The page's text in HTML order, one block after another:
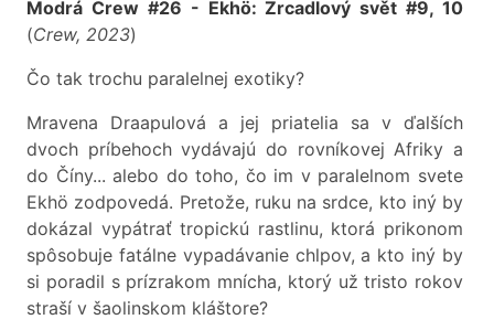
Modrá Crew #26 - Ekhö: Zrcadlový svět #9, 10
(Crew, 2023)
Čo tak trochu paralelnej exotiky?
Mravena Draapulová a jej priatelia sa v ďalších
dvoch príbehoch vydávajú do rovníkovej Afriky a
do Číny... alebo do toho, čo im v paralelnom svete
Ekhö zodpovedá. Pretože, ruku na srdce, kto iný by
dokázal vypátrať tropickú rastlinu, ktorá prikonom
spôsobuje fatálne vypadávanie chlpov, a kto iný by
si poradil s prízrakom mnícha, ktorý už tristo rokov
straší v šaolinskom kláštore?